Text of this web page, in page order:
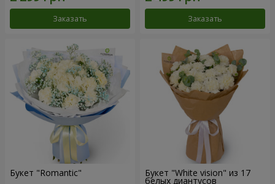
Заказать Заказать
Букет "Romantic" Букет "White vision" из 17
белых диантусов